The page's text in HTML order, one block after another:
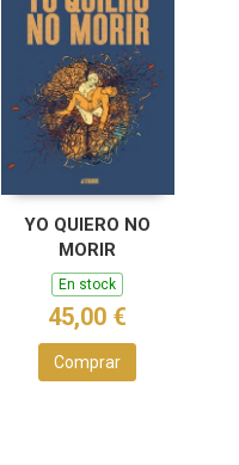
YO QUIERO NO
MORIR
En stock
45,00 €
Comprar